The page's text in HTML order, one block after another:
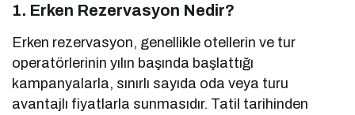
1. Erken Rezervasyon Nedir?
Erken rezervasyon, genellikle otellerin ve tur
operatörlerinin yılın başında başlattığı
kampanyalarla, sınırlı sayıda oda veya turu
avantajlı fiyatlarla sunmasıdır. Tatil tarihinden